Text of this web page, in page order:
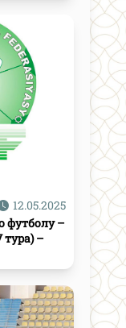
12.05.2025
футболу –
тура) –